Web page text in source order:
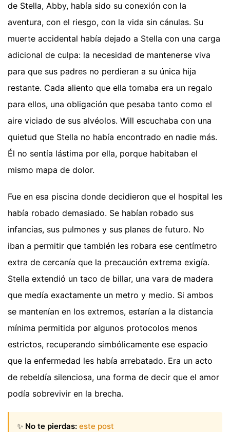
de Stella, Abby, había sido su conexión con la
aventura, con el riesgo, con la vida sin cánulas. Su
muerte accidental había dejado a Stella con una carga
adicional de culpa: la necesidad de mantenerse viva
para que sus padres no perdieran a su única hija
restante. Cada aliento que ella tomaba era un regalo
para ellos, una obligación que pesaba tanto como el
aire viciado de sus alvéolos. Will escuchaba con una
quietud que Stella no había encontrado en nadie más.
Él no sentía lástima por ella, porque habitaban el
mismo mapa de dolor.
Fue en esa piscina donde decidieron que el hospital les
había robado demasiado. Se habían robado sus
infancias, sus pulmones y sus planes de futuro. No
iban a permitir que también les robara ese centímetro
extra de cercanía que la precaución extrema exigía.
Stella extendió un taco de billar, una vara de madera
que medía exactamente un metro y medio. Si ambos
se mantenían en los extremos, estarían a la distancia
mínima permitida por algunos protocolos menos
estrictos, recuperando simbólicamente ese espacio
que la enfermedad les había arrebatado. Era un acto
de rebeldía silenciosa, una forma de decir que el amor
podía sobrevivir en la brecha.
✨ No te pierdas: este post